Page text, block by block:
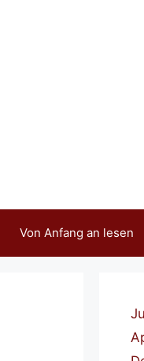
Von Anfang an lesen